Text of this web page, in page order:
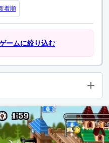
着順
ームに絞り込む